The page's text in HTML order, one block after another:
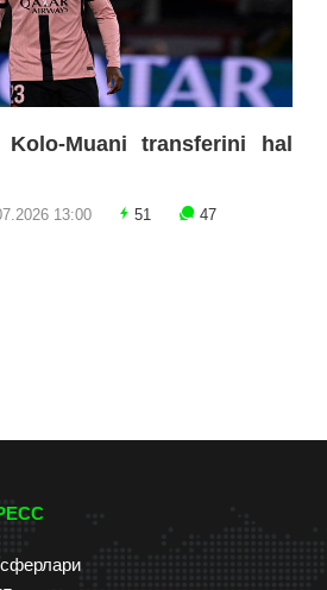
Kolo-Muani transferini hal
13:00 51 47